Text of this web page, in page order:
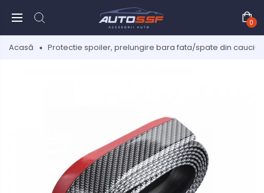
0
Acasă Protectie spoiler, prelungire bara fata/spate din